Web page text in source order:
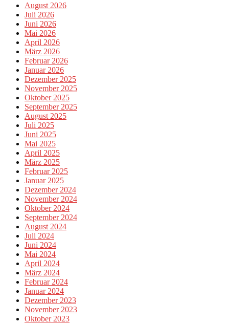
August 2026
Juli 2026
Juni 2026
Mai 2026
April 2026
März 2026
Februar 2026
Januar 2026
Dezember 2025
November 2025
Oktober 2025
September 2025
August 2025
Juli 2025
Juni 2025
Mai 2025
April 2025
März 2025
Februar 2025
Januar 2025
Dezember 2024
November 2024
Oktober 2024
September 2024
August 2024
Juli 2024
Juni 2024
Mai 2024
April 2024
März 2024
Februar 2024
Januar 2024
Dezember 2023
November 2023
Oktober 2023